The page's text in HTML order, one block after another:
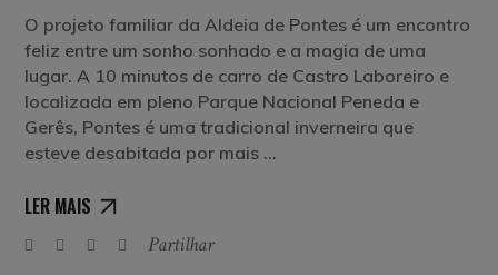
O projeto familiar da Aldeia de Pontes é um encontro
feliz entre um sonho sonhado e a magia de uma
lugar. A 10 minutos de carro de Castro Laboreiro e
localizada em pleno Parque Nacional Peneda e
Gerês, Pontes é uma tradicional inverneira que
esteve desabitada por mais
LER MAIS
Partilhar